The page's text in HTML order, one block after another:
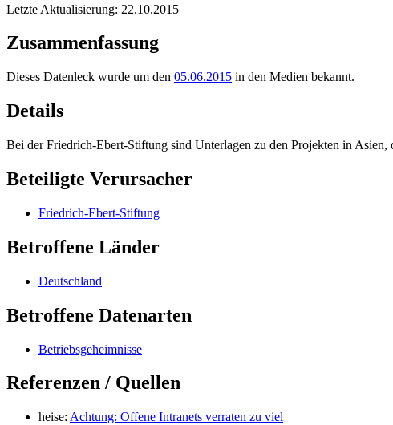
Letzte Aktualisierung: 22.10.2015
Zusammenfassung
Dieses Datenleck wurde um den 05.06.2015 in den Medien bekannt.
Details
Bei der Friedrich-Ebert-Stiftung sind Unterlagen zu den Projekten in
Beteiligte Verursacher
Friedrich-Ebert-Stiftung
Betroffene Länder
Deutschland
Betroffene Datenarten
Betriebsgeheimnisse
Referenzen / Quellen
heise: Achtung: Offene Intranets verraten zu viel